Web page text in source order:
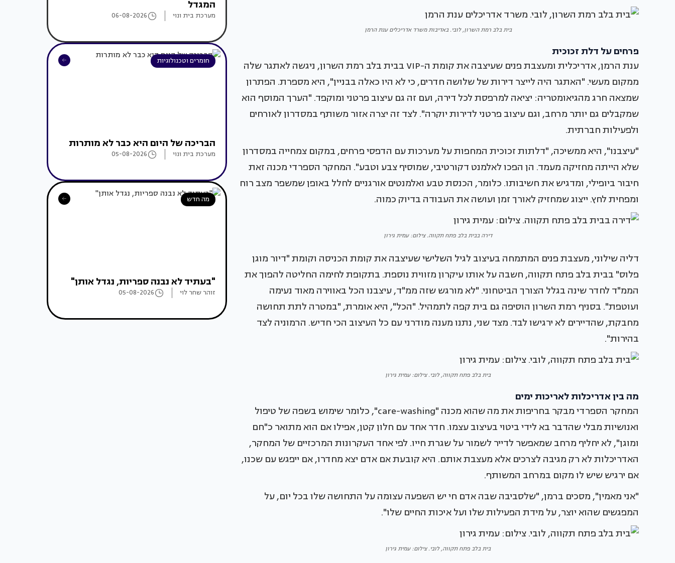
בית בלב רמת השרון, לובי. באדיבות משרד אדריכלים ענת הרמן
פרחים על דלת זכוכית
ענת הרמן, אדריכלית ומעצבת פנים שעיצבה את קומת ה-VIP בבית בלב רמת השרון, ניגשה לאתגר שלה
ממקום מעשי. "האתגר היה לייצר דירות של שלושה חדרים, כי לא היו כאלה בבניין", היא מספרת. הפתרון
שמצאה חרג מהגיאומטריה: יציאה למרפסת לכל דירה, ועם זה גם עיצוב פרטני ומוקפד. "הערך המוסף הוא
שמקבלים גם יותר מרחב, וגם עיצוב פרטני לדירות יוקרה". לצד זה יצרה אזור משותף במסדרון לאורחים
ולפעילות חברתית.
"עיצבנו", היא ממשיכה, "דלתות זכוכית המחפות על מערכות עם הדפסי פרחים, במקום צמחייה במסדרון
שלא הייתה מחזיקה מעמד. הן הפכו לאלמנט דקורטיבי, שמוסיף צבע וטבע". המחקר הספרדי מכנה זאת
חיבור ביופילי, ומדגיש את חשיבותו. כלומר, הכנסת טבע ואלמנטים אורגניים לחלל באופן שמשפר מצב רוח
ומפחית לחץ. ייצוג שמחזיק לאורך זמן ועושה את העבודה בדיוק כמוה.
דירה בבית בלב פתח תקווה. צילום: עמית גירון
דליה שילוני, מעצבת פנים המתמחה בעיצוב לגיל השלישי שעיצבה את קומת הכניסה וקומת "דיור מוגן
פלוס" בבית בלב פתח תקווה, חשבה על אותו עיקרון מזווית נוספת. בתקופת לחימה החליטה להפוך את
הממ"ד לחדר שינה בגלל הצורך הביטחוני. "לא מורגש שזה ממ"ד, עיצבנו הכל באווירה מאוד נעימה
ועוטפת". בסניף רמת השרון הוסיפה גם בית קפה לתמהיל. "הכל", היא אומרת, "במטרה לתת תחושה
מחבקת, שהדיירים לא ירגישו לבד. מצד שני, נתנו מענה מודרני עם כל העיצוב הכי חדיש. הרמוניה לצד
בהירות".
בית בלב פתח תקווה, לובי. צילום: עמית גירון
מה בין אדריכלות לאריכות ימים
המחקר הספרדי מבקר בחריפות את מה שהוא מכנה "care-washing", כלומר שימוש בשפה של טיפול
ואנושיות מבלי שהדבר בא לידי ביטוי בעיצוב עצמו. חדר אחד עם חלון קטן, אפילו אם הוא מתואר כ"חם
ומוגן", לא יחליף מרחב שמאפשר לדייר לשמור על שגרת חייו. לפי אחד העקרונות המרכזיים של המחקר,
האדריכלות לא רק מגיבה לצרכים אלא מעצבת אותם. היא קובעת אם אדם יצא מחדרו, אם ייפגש עם שכנו,
אם ירגיש שיש לו מקום במרחב המשותף.
"אני מאמין", מסכים ברמן, "שלסביבה שבה אדם חי יש השפעה עצומה על התחושה שלו בכל יום, על
המפגשים שהוא יוצר, על מידת הפעילות שלו ועל איכות החיים שלו".
בית בלב פתח תקווה, לובי. צילום: עמית גירון
המגדל
מערכת בית ונוי 06-08-2026
חומרים וטכנולוגיות
הבריכה של היום היא כבר לא מותרות
מערכת בית ונוי 05-08-2026
מה חדש
"בעתיד לא נבנה ספריות, נגדל אותן"
זוהר שחר לוי 05-08-2026